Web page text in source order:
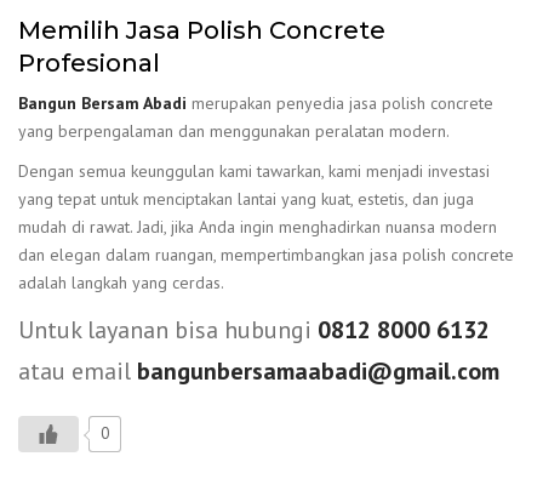
Memilih Jasa Polish Concrete
Profesional
Bangun Bersam Abadi merupakan penyedia jasa polish concrete
yang berpengalaman dan menggunakan peralatan modern.
Dengan semua keunggulan kami tawarkan, kami menjadi investasi
yang tepat untuk menciptakan lantai yang kuat, estetis, dan juga
mudah di rawat. Jadi, jika Anda ingin menghadirkan nuansa modern
dan elegan dalam ruangan, mempertimbangkan jasa polish concrete
adalah langkah yang cerdas.
Untuk layanan bisa hubungi 0812 8000 6132
atau email bangunbersamaabadi@gmail.com
0